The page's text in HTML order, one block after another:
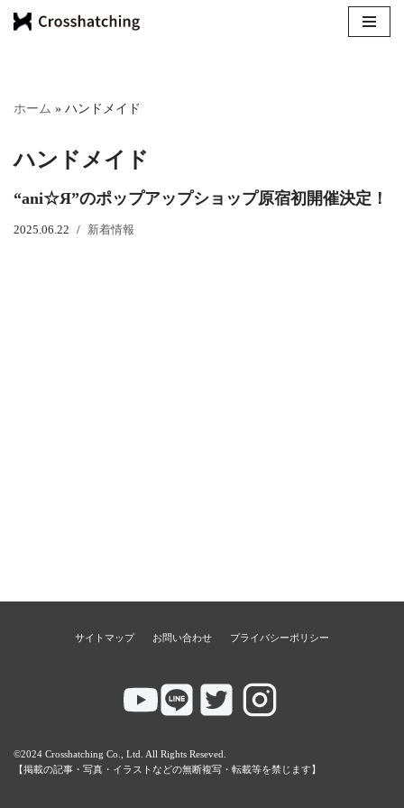
ン
へ
キ
ッ
ホーム » ハンドメイド
ハンドメイド
“ani☆Я”のポップアップショップ原宿初開催決定！
2025.06.22 新着情報
サイトマップ お問い合わせ プライバシーポリシー
©2024 Crosshatching Co., Ltd. All Rights Reseved.
【掲載の記事・写真・イラストなどの無断複写・転載等を禁じます】